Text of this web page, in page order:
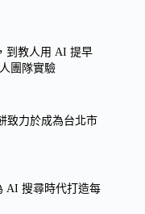
到教人用 AI 提早
團隊實驗
致力於成為台北市
AI 搜尋時代打造每